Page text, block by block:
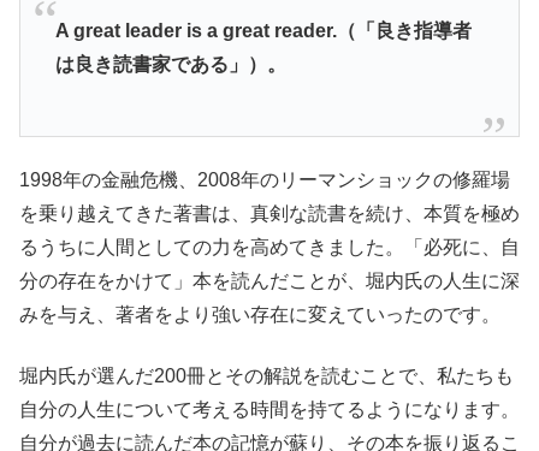
A great leader is a great reader.（「良き指導者
は良き読書家である」）。
1998年の金融危機、2008年のリーマンショックの修羅場
を乗り越えてきた著書は、真剣な読書を続け、本質を極め
るうちに人間としての力を高めてきました。「必死に、自
分の存在をかけて」本を読んだことが、堀内氏の人生に深
みを与え、著者をより強い存在に変えていったのです。
堀内氏が選んだ200冊とその解説を読むことで、私たちも
自分の人生について考える時間を持てるようになります。
自分が過去に読んだ本の記憶が蘇り、その本を振り返るこ